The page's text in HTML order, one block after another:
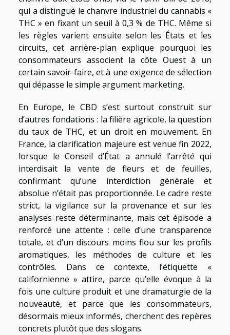
qui a distingué le chanvre industriel du cannabis «
THC » en fixant un seuil à 0,3 % de THC. Même si
les règles varient ensuite selon les États et les
circuits, cet arrière-plan explique pourquoi les
consommateurs associent la côte Ouest à un
certain savoir-faire, et à une exigence de sélection
qui dépasse le simple argument marketing.
En Europe, le CBD s’est surtout construit sur
d’autres fondations : la filière agricole, la question
du taux de THC, et un droit en mouvement. En
France, la clarification majeure est venue fin 2022,
lorsque le Conseil d’État a annulé l’arrêté qui
interdisait la vente de fleurs et de feuilles,
confirmant qu’une interdiction générale et
absolue n’était pas proportionnée. Le cadre reste
strict, la vigilance sur la provenance et sur les
analyses reste déterminante, mais cet épisode a
renforcé une attente : celle d’une transparence
totale, et d’un discours moins flou sur les profils
aromatiques, les méthodes de culture et les
contrôles. Dans ce contexte, l’étiquette «
californienne » attire, parce qu’elle évoque à la
fois une culture produit et une dramaturgie de la
nouveauté, et parce que les consommateurs,
désormais mieux informés, cherchent des repères
concrets plutôt que des slogans.